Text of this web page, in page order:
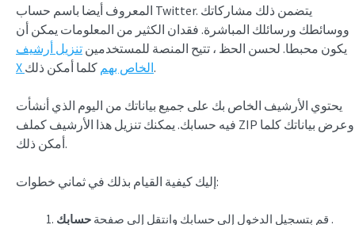
المعروف أيضا باسم حساب Twitter. يتضمن ذلك مشاركاتك
ووسائطك ورسائلك المباشرة. فقدان الكثير من المعلومات يمكن أن
يكون محبطا. لحسن الحظ ، تتيح المنصة للمستخدمين تنزيل أرشيف
X الخاص بهمكلما أمكن ذلك.
يحتوي الأرشيف الخاص بك على جميع بياناتك من اليوم الذي أنشأت
فيه حسابك. يمكنك تنزيل هذا الأرشيف كملف ZIP وعرض بياناتك كلما
أمكن ذلك.
إليك كيفية القيام بذلك في ثماني خطوات:
قم بتسجيل الدخول إلى حسابك وانتقل إلى صفحة حسابك
.